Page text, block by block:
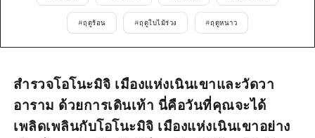
ข้อมูลการขนส่งระหว่างเกิดภัยพิบัติ
#ฤดูร้อน #ฤดูใบไม้ร่วง #ฤดูหนาว
สำรวจโอโนะมิจิ เมืองแห่งเนินเขาและวัดวา
อาราม ด้วยการเดินเท้า นี่คือวันที่คุณจะได้
เพลิดเพลินกับโอโนะมิจิ เมืองแห่งเนินเขาอย่าง